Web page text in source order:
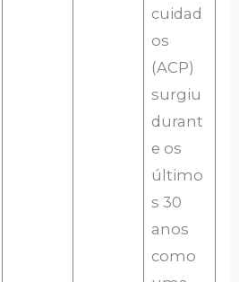
cuidad
os
(ACP)
surgiu
durant
e os
último
s 30
anos
como